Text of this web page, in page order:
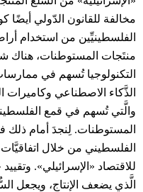
مخالفة للقانون الدّولي أيضًا
الفلسطينيِّين من استخدام
منتَجات المستوطنات،
التكنولوجيا تُسهم في
الذَّكاء الاصطناعي وكاميرات
والَّتي تُسهم في قمع
المستوطنات. لِنجدَ أمام ذلك
الفلسطيني من خلال اتفاقيَّات
للاقتصاد «الإسرائيلي».
الَّذي يضعف الإنتاج، ويجعل